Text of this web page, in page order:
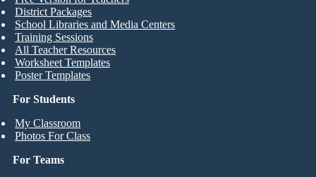
For Students
My Classroom
Photos For Class
District Packages
School Libraries and Media Centers
Training Sessions
All Teacher Resources
Worksheet Templates
Poster Templates
For Teams